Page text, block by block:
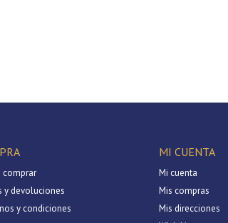
comprar
y devoluciones
y condiciones
MI CUENTA
Mi cuenta
Mis compras
Mis direcciones